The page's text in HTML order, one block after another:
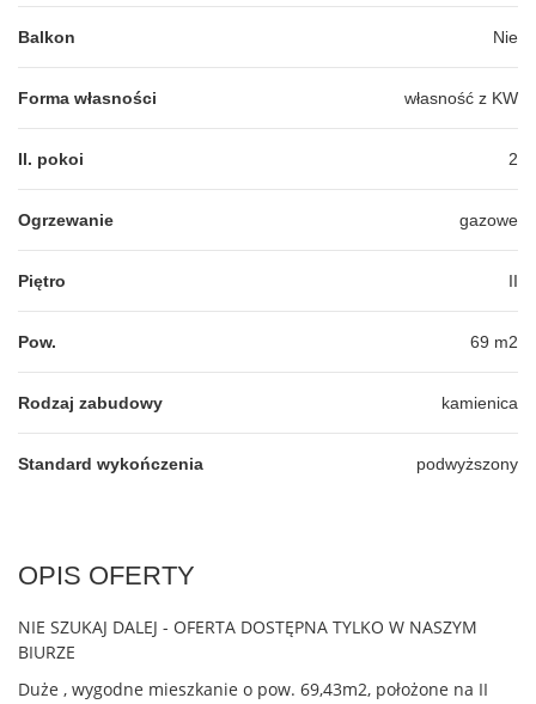
Balkon Nie
Forma własności własność z KW
Il. pokoi 2
Ogrzewanie gazowe
Piętro II
Pow. 69 m2
Rodzaj zabudowy kamienica
Standard wykończenia podwyższony
OPIS OFERTY
NIE SZUKAJ DALEJ - OFERTA DOSTĘPNA TYLKO W NASZYM
BIURZE
Duże , wygodne mieszkanie o pow. 69,43m2, położone na II